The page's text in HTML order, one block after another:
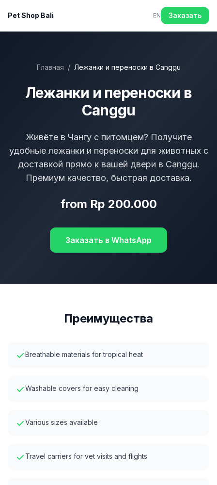
Pet Shop Bali EN Заказать
Главная / Лежанки и переноски в Canggu
Лежанки и переноски в
Canggu
Живёте в Чангу с питомцем? Получите
удобные лежанки и переноски для животных с
доставкой прямо к вашей двери в Canggu.
Премиум качество, быстрая доставка.
from Rp 200.000
Заказать в WhatsApp
Преимущества
Breathable materials for tropical heat
Washable covers for easy cleaning
Various sizes available
Travel carriers for vet visits and flights